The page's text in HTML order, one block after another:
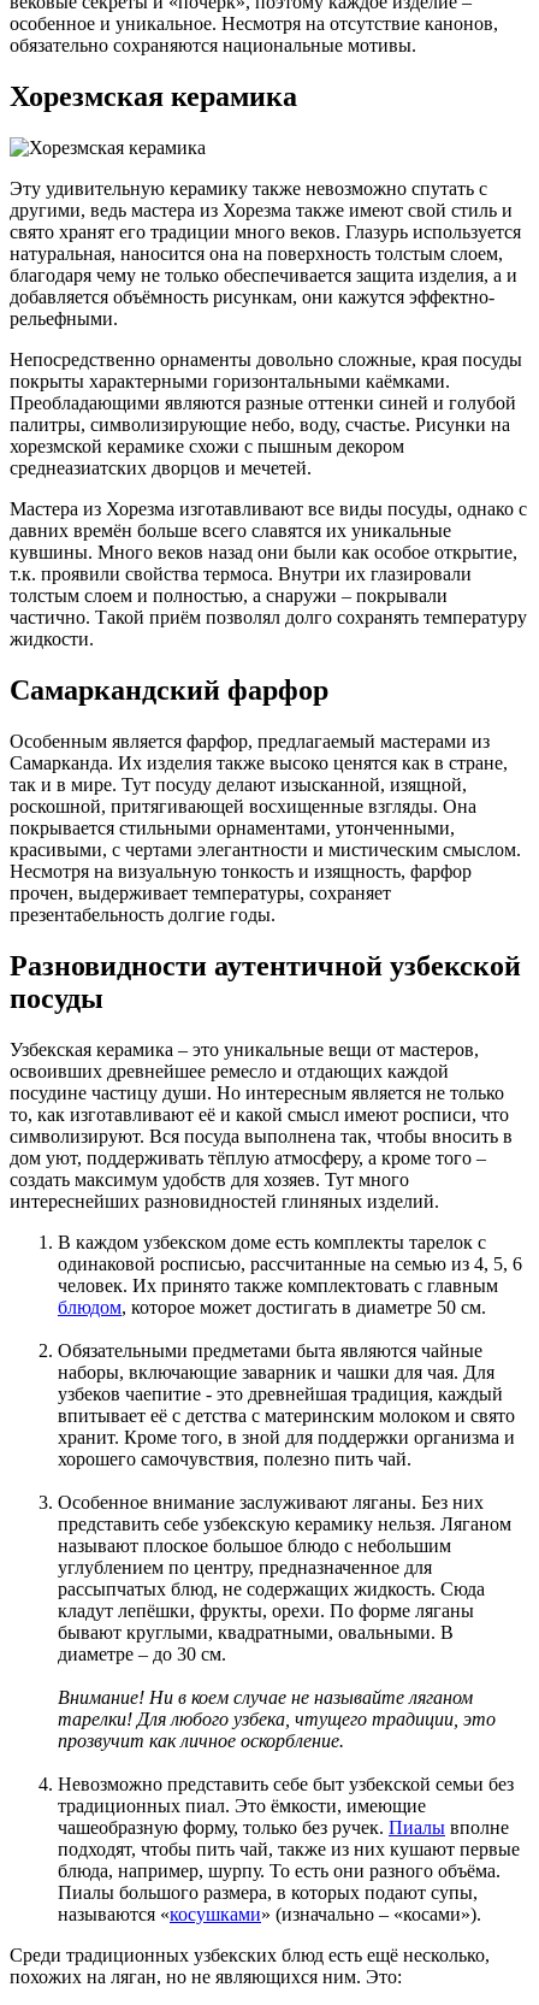
особенное и уникальное. Несмотря на отсутствие канонов,
обязательно сохраняются национальные мотивы.
Хорезмская керамика
Эту удивительную керамику также невозможно спутать с
другими, ведь мастера из Хорезма также имеют свой стиль и
свято хранят его традиции много веков. Глазурь используется
натуральная, наносится она на поверхность толстым слоем,
благодаря чему не только обеспечивается защита изделия, а и
добавляется объёмность рисункам, они кажутся эффектно-
рельефными.
Непосредственно орнаменты довольно сложные, края посуды
покрыты характерными горизонтальными каёмками.
Преобладающими являются разные оттенки синей и голубой
палитры, символизирующие небо, воду, счастье. Рисунки на
хорезмской керамике схожи с пышным декором
среднеазиатских дворцов и мечетей.
Мастера из Хорезма изготавливают все виды посуды, однако с
давних времён больше всего славятся их уникальные
кувшины. Много веков назад они были как особое открытие,
т.к. проявили свойства термоса. Внутри их глазировали
толстым слоем и полностью, а снаружи – покрывали
частично. Такой приём позволял долго сохранять температуру
жидкости.
Самаркандский фарфор
Особенным является фарфор, предлагаемый мастерами из
Самарканда. Их изделия также высоко ценятся как в стране,
так и в мире. Тут посуду делают изысканной, изящной,
роскошной, притягивающей восхищенные взгляды. Она
покрывается стильными орнаментами, утонченными,
красивыми, с чертами элегантности и мистическим смыслом.
Несмотря на визуальную тонкость и изящность, фарфор
прочен, выдерживает температуры, сохраняет
презентабельность долгие годы.
Разновидности аутентичной узбекской
посуды
Узбекская керамика – это уникальные вещи от мастеров,
освоивших древнейшее ремесло и отдающих каждой
посудине частицу души. Но интересным является не только
то, как изготавливают её и какой смысл имеют росписи, что
символизируют. Вся посуда выполнена так, чтобы вносить в
дом уют, поддерживать тёплую атмосферу, а кроме того –
создать максимум удобств для хозяев. Тут много
интереснейших разновидностей глиняных изделий.
В каждом узбекском доме есть комплекты тарелок с
одинаковой росписью, рассчитанные на семью из 4, 5, 6
человек. Их принято также комплектовать с главным
блюдом, которое может достигать в диаметре 50 см.
Обязательными предметами быта являются чайные
наборы, включающие заварник и чашки для чая. Для
узбеков чаепитие - это древнейшая традиция, каждый
впитывает её с детства с материнским молоком и свято
хранит. Кроме того, в зной для поддержки организма и
хорошего самочувствия, полезно пить чай.
Особенное внимание заслуживают ляганы. Без них
представить себе узбекскую керамику нельзя. Ляганом
называют плоское большое блюдо с небольшим
углублением по центру, предназначенное для
рассыпчатых блюд, не содержащих жидкость. Сюда
кладут лепёшки, фрукты, орехи. По форме ляганы
бывают круглыми, квадратными, овальными. В
диаметре – до 30 см.
Внимание! Ни в коем случае не называйте ляганом
тарелки! Для любого узбека, чтущего традиции, это
прозвучит как личное оскорбление.
Невозможно представить себе быт узбекской семьи без
традиционных пиал. Это ёмкости, имеющие
чашеобразную форму, только без ручек. Пиалы вполне
подходят, чтобы пить чай, также из них кушают первые
блюда, например, шурпу. То есть они разного объёма.
Пиалы большого размера, в которых подают супы,
называются «косушками» (изначально – «косами»).
Среди традиционных узбекских блюд есть ещё несколько,
похожих на ляган, но не являющихся ним. Это: